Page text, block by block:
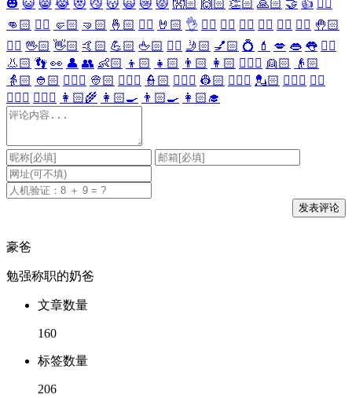
🎃 😺 😸 😹 😻 😼 😽 🙀 😿 😾 👐🏻 🙌🏻 👏🏻 🙏🏻 🤝 👍
👊🏻 ✊🏻 🤛🏻 🤜🏻 🤞🏻 ✌🏻 🤘🏻 👌 👈🏻 👉🏻 👆🏻 👇🏻 ☝🏻 ✋🏻 🤚🏻
🖐🏻 🖖🏻 👋🏻 🤙🏻 💪🏻 🖕🏻 ✍🏻 🤳🏻 💅🏻 💍 💄 💋 👄 👅 👂🏻
👃🏻 👣 👀 👤 👥 👶🏻 👦🏻 👧🏻 👨🏻 👩🏻 👱🏻‍♀️ 👱🏻
👴🏻
👵🏻 👲🏻 👳🏻‍♀️ 👳🏻 👮🏻‍♀️ 👮🏻 👷🏻‍♀️ 👷🏻 💂🏻‍♀️ 💂🏻 🕵🏻‍♀️ 🕵🏻
👩🏻‍⚕️ 👨🏻‍⚕️ 👩🏻‍🌾 👩🏻‍🍳 👨🏻‍🍳 👩🏻‍🎓
豪爸
勉强称职的奶爸
文章数量
160
标签数量
206